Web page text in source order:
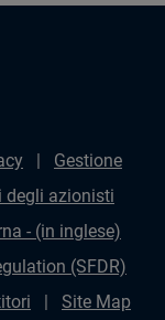
Gestione
degli azionisti
- (in inglese)
(SFDR)
Site Map